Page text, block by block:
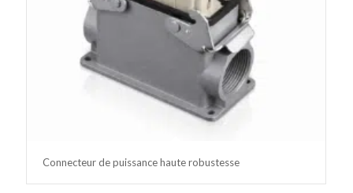
Connecteur de puissance haute robustesse